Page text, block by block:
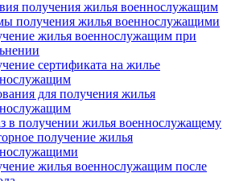
получения жилья военнослужащим
получения жилья военнослужащими
жилья военнослужащим при
сертификата на жилье
для получения жилья
в получении жилья военнослужащему
получение жилья
жилья военнослужащим после